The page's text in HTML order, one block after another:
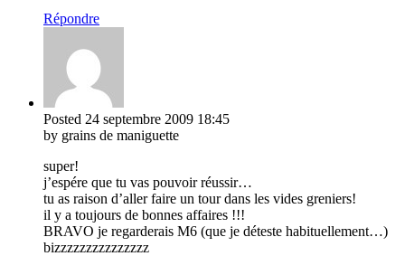
Répondre
Posted 24 septembre 2009 18:45
by grains de maniguette
super!
j’espére que tu vas pouvoir réussir…
tu as raison d’aller faire un tour dans les vides greniers!
il y a toujours de bonnes affaires !!!
BRAVO je regarderais M6 (que je déteste habituellement…)
bizzzzzzzzzzzzzzz